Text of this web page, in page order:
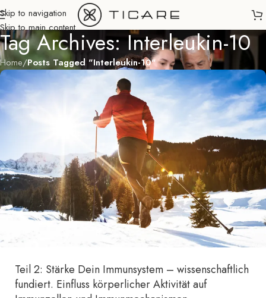
Skip to navigation
Skip to main content
Tag Archives: Interleukin-10
Home/Posts Tagged "Interleukin-10"
Teil 2: Stärke Dein Immunsystem – wissenschaftlich
fundiert. Einfluss körperlicher Aktivität auf